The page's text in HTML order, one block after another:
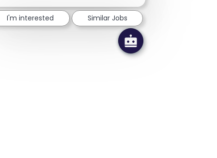
I'm interested Similar Jobs